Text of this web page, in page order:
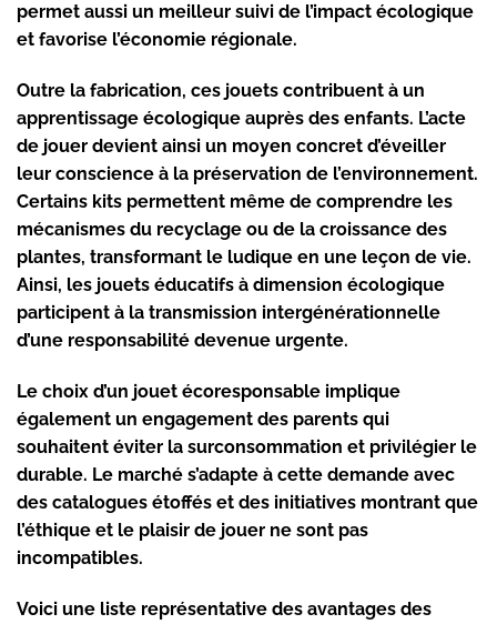
permet aussi un meilleur suivi de l’impact écologique
et favorise l’économie régionale.
Outre la fabrication, ces jouets contribuent à un
apprentissage écologique auprès des enfants. L’acte
de jouer devient ainsi un moyen concret d’éveiller
leur conscience à la préservation de l’environnement.
Certains kits permettent même de comprendre les
mécanismes du recyclage ou de la croissance des
plantes, transformant le ludique en une leçon de vie.
Ainsi, les jouets éducatifs à dimension écologique
participent à la transmission intergénérationnelle
d’une responsabilité devenue urgente.
Le choix d’un jouet écoresponsable implique
également un engagement des parents qui
souhaitent éviter la surconsommation et privilégier le
durable. Le marché s’adapte à cette demande avec
des catalogues étoffés et des initiatives montrant que
l’éthique et le plaisir de jouer ne sont pas
incompatibles.
Voici une liste représentative des avantages des